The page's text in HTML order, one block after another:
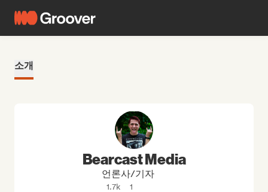
소개
Bearcast Media
언론사/기자
1.7k 1